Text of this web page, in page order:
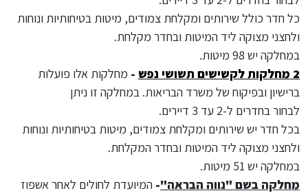
כל חדר כולל שירותים ומקלחת צמודים, מיטות בטיחותיות ונוחות
ולחצני מצוקה ליד המיטות ובחדר מקלחת.
במחלקה יש 98 מיטות.
2 מחלקות לקשישים תשושי נפש
- מחלקות אלו פועלות
ברישיון ובפיקוח של משרד הבריאות. במחלקה זו ניתן
לבחור בחדרים ל-2 עד 3 דיירים.
בכל חדר יש שירותים ומקלחת צמודים, מיטות בטיחותיות ונוחות
ולחצני מצוקה ליד המיטות ובחדר המקלחת.
במחלקה יש 51 מיטות.
מחלקה בשם "נווה הבראה"- המיועדת לחולים לאחר אשפוז